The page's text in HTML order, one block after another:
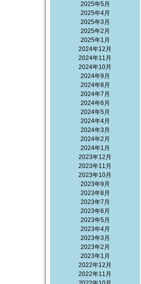
2025年5月
2025年4月
2025年3月
2025年2月
2025年1月
2024年12月
2024年11月
2024年10月
2024年9月
2024年8月
2024年7月
2024年6月
2024年5月
2024年4月
2024年3月
2024年2月
2024年1月
2023年12月
2023年11月
2023年10月
2023年9月
2023年8月
2023年7月
2023年6月
2023年5月
2023年4月
2023年3月
2023年2月
2023年1月
2022年12月
2022年11月